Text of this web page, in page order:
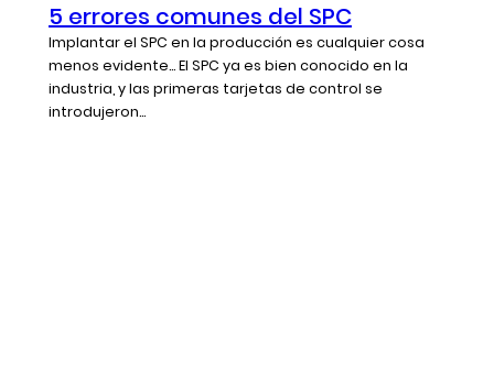
5 errores comunes del SPC
Implantar el SPC en la producción es cualquier cosa
menos evidente... El SPC ya es bien conocido en la
industria, y las primeras tarjetas de control se
introdujeron...